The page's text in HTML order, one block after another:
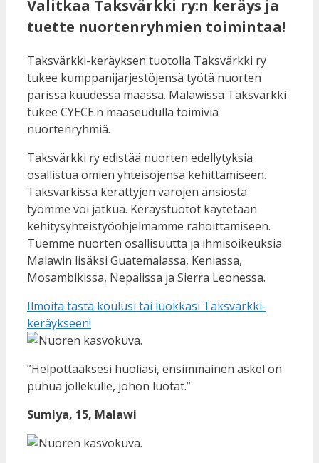
Valitkaa Taksvärkki ry:n keräys ja
tuette nuortenryhmien toimintaa!
Taksvärkki-keräyksen tuotolla Taksvärkki ry
tukee kumppanijärjestöjensä työtä nuorten
parissa kuudessa maassa. Malawissa Taksvärkki
tukee CYECE:n maaseudulla toimivia
nuortenryhmiä.
Taksvärkki ry edistää nuorten edellytyksiä
osallistua omien yhteisöjensä kehittämiseen.
Taksvärkissä kerättyjen varojen ansiosta
työmme voi jatkua. Keräystuotot käytetään
kehitysyhteistyöohjelmamme rahoittamiseen.
Tuemme nuorten osallisuutta ja ihmisoikeuksia
Malawin lisäksi Guatemalassa, Keniassa,
Mosambikissa, Nepalissa ja Sierra Leonessa.
Ilmoita tästä koulusi tai luokkasi Taksvärkki-
keräykseen!
”Helpottaaksesi huoliasi, ensimmäinen askel on
puhua jollekulle, johon luotat.”
Sumiya, 15, Malawi